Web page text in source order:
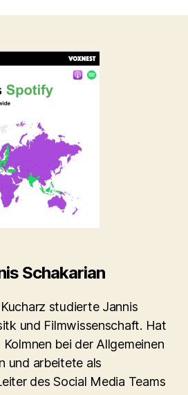
Schakarian
studierte Jannis
und Filmwissenschaft. Hat
bei der Allgemeinen
und arbeitete als
des Social Media Teams